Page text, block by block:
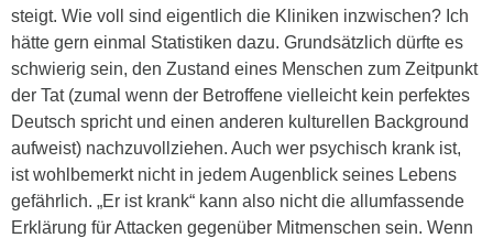
steigt. Wie voll sind eigentlich die Kliniken inzwischen? Ich
hätte gern einmal Statistiken dazu. Grundsätzlich dürfte es
schwierig sein, den Zustand eines Menschen zum Zeitpunkt
der Tat (zumal wenn der Betroffene vielleicht kein perfektes
Deutsch spricht und einen anderen kulturellen Background
aufweist) nachzuvollziehen. Auch wer psychisch krank ist,
ist wohlbemerkt nicht in jedem Augenblick seines Lebens
gefährlich. „Er ist krank“ kann also nicht die allumfassende
Erklärung für Attacken gegenüber Mitmenschen sein. Wenn